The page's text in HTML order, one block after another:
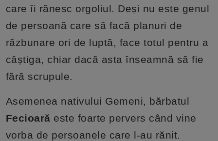
care îi rănesc orgoliul. Deși nu este genul
de persoană care să facă planuri de
răzbunare ori de luptă, face totul pentru a
câștiga, chiar dacă asta înseamnă să fie
fără scrupule.
Asemenea nativului Gemeni, bărbatul
Fecioară este foarte pervers când vine
vorba de persoanele care l-au rănit.